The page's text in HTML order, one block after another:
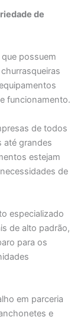
de
possuem
funcionamento.
de todos
até grandes
estejam
de
especializado
de alto padrão,
para os
em parceria
e